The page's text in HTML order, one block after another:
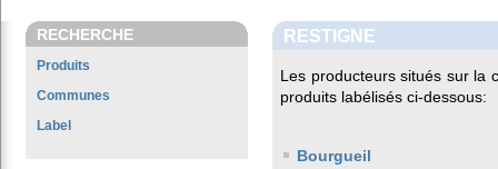
RECHERCHE
Produits
Communes
Label
RESTIGNE
Les producteurs situés sur la
produits labélisés ci-dessous:
Bourgueil